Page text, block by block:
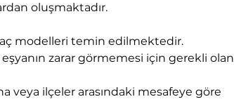
oluşmaktadır.
modelleri temin edilmektedir.
zarar görmemesi için gerekli olan
veya ilçeler arasındaki mesafeye göre